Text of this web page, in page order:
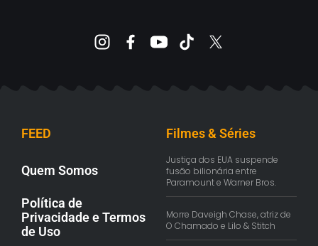
FEED
Quem Somos
Política de
Privacidade e Termos
de Uso
Filmes & Séries
Justiça dos EUA suspende
fusão bilionária entre
Paramount e Warner Bros.
Morre Daveigh Chase, atriz de
O Chamado e Lilo & Stitch